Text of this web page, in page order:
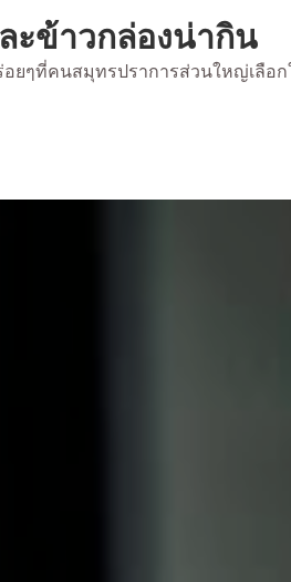
ะข้าวกล่องน่ากิน
ยๆที่คนสมุทรปราการส่วนใหญ่เลือ